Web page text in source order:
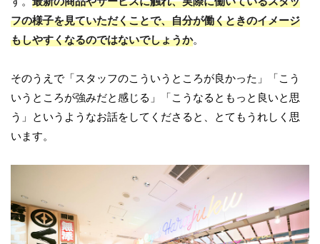
フの様子を見ていただくことで、自分が働くときのイメージ
もしやすくなるのではないでしょうか。
そのうえで「スタッフのこういうところが良かった」「こう
いうところが強みだと感じる」「こうなるともっと良いと思
う」というようなお話をしてくださると、とてもうれしく思
います。